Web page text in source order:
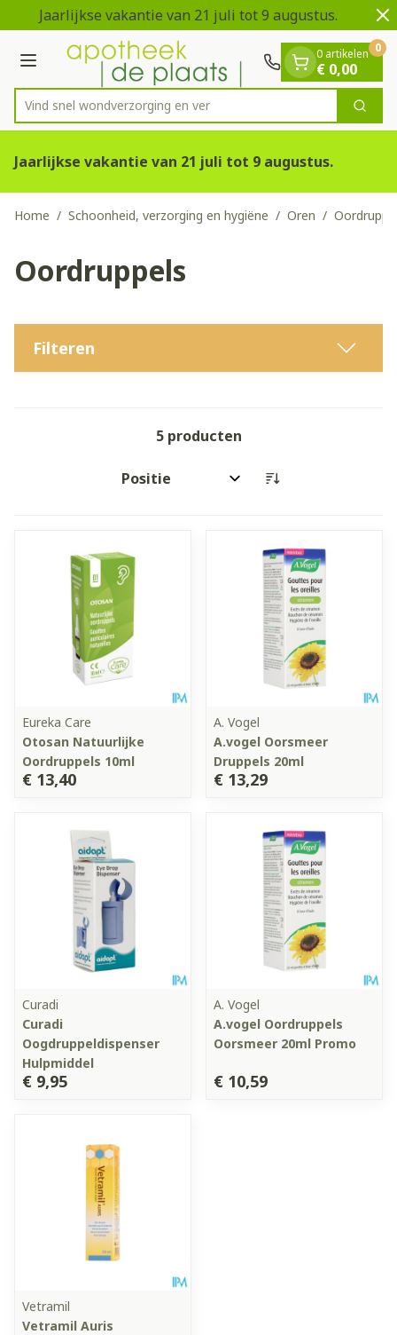
Ga naar de inhoud
1 van 2
Jaarlijkse vakantie van 21 juli tot 9 augustus.
Menu
Product, merk, categorie...
Vind snel wondverzorging Zoek
0 artikelen
€ 0,00
0
Jaarlijkse vakantie van 21 juli tot 9 augustus.
Home / Schoonheid, verzorging en hygiëne / Oren /
Oordruppels
Filteren
5producten
Sorteer op:
Eureka Care
Otosan Natuurlijke
Oordruppels 10ml
€ 13,40
A. Vogel
A.vogel Oorsmeer
Druppels 20ml
€ 13,29
Curadi
Curadi
Oogdruppeldispenser
Hulpmiddel
€ 9,95
A. Vogel
A.vogel Oordruppels
Oorsmeer 20ml Promo
€ 10,59
Vetramil
Vetramil Auris